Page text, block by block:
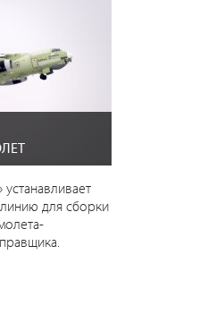
устанавливает
для сборки